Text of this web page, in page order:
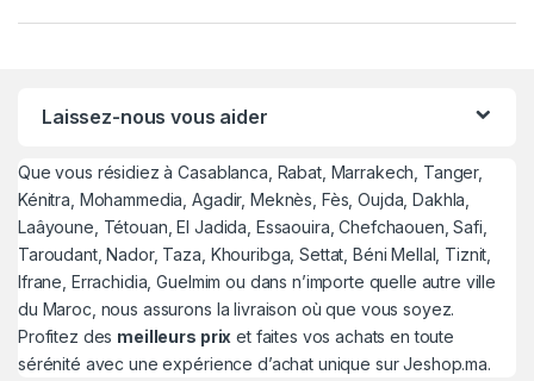
Laissez-nous vous aider
Que vous résidiez à Casablanca, Rabat, Marrakech, Tanger,
Kénitra, Mohammedia, Agadir, Meknès, Fès, Oujda, Dakhla,
Laâyoune, Tétouan, El Jadida, Essaouira, Chefchaouen, Safi,
Taroudant, Nador, Taza, Khouribga, Settat, Béni Mellal, Tiznit,
Ifrane, Errachidia, Guelmim ou dans n’importe quelle autre ville
du Maroc, nous assurons la livraison où que vous soyez.
Profitez des meilleurs prix et faites vos achats en toute
sérénité avec une expérience d’achat unique sur Jeshop.ma.